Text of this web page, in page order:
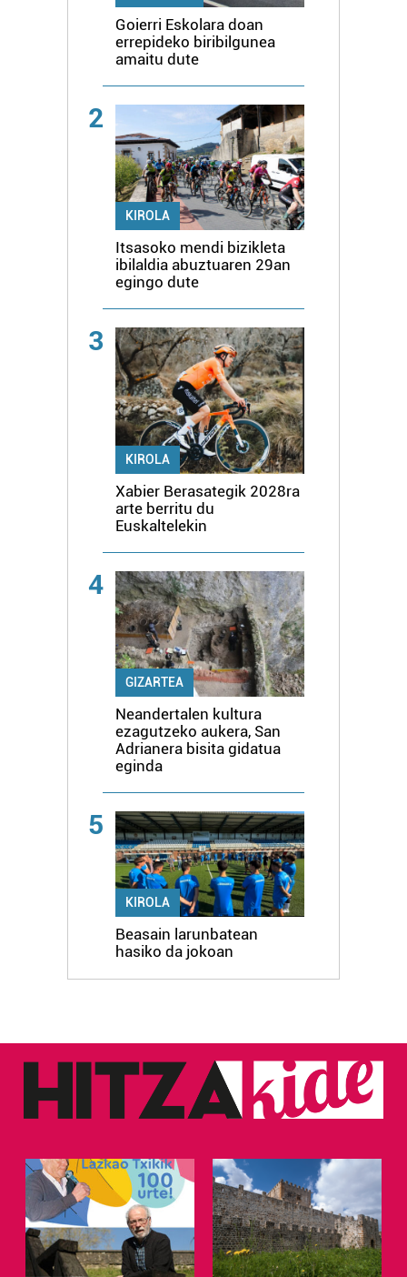
Goierri Eskolara doan
errepideko biribilgunea
amaitu dute
2
KIROLA
Itsasoko mendi bizikleta
ibilaldia abuztuaren 29an
egingo dute
3
KIROLA
Xabier Berasategik 2028ra
arte berritu du
Euskaltelekin
4
GIZARTEA
Neandertalen kultura
ezagutzeko aukera, San
Adrianera bisita gidatua
eginda
5
KIROLA
Beasain larunbatean
hasiko da jokoan